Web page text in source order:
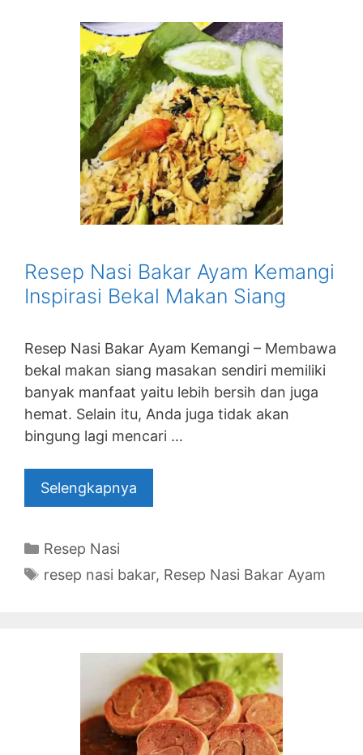
Resep Nasi Bakar Ayam Kemangi
Inspirasi Bekal Makan Siang
Resep Nasi Bakar Ayam Kemangi – Membawa
bekal makan siang masakan sendiri memiliki
banyak manfaat yaitu lebih bersih dan juga
hemat. Selain itu, Anda juga tidak akan
bingung lagi mencari …
Selengkapnya
Categories
Resep Nasi
Tags
resep nasi bakar, Resep Nasi Bakar Ayam